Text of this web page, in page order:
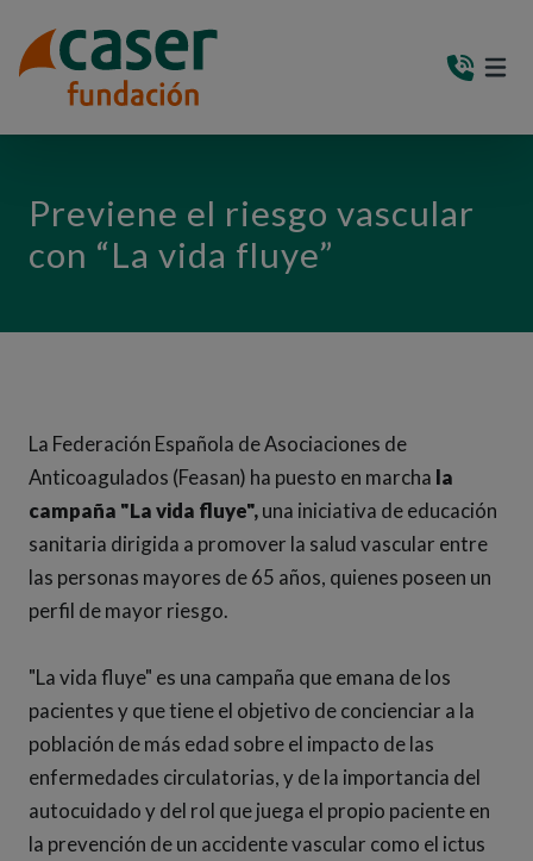
Previene el riesgo vascular
con “La vida fluye”
La Federación Española de Asociaciones de
Anticoagulados (Feasan) ha puesto en marcha la
campaña "La vida fluye",una iniciativa de educación
sanitaria dirigida a promover la salud vascular entre
las personas mayores de 65 años, quienes poseen un
perfil de mayor riesgo.
"La vida fluye" es una campaña que emana de los
pacientes y que tiene el objetivo de concienciar a la
población de más edad sobre el impacto de las
enfermedades circulatorias, y de la importancia del
autocuidado y del rol que juega el propio paciente en
la prevención de un accidente vascular como el ictus